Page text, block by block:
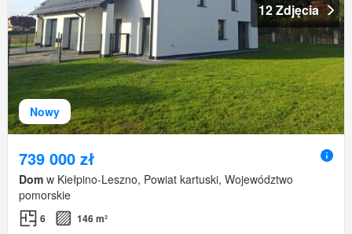
Nowy
12 Zdjęcia
739 000 zł
Dom w Kiełpino-Leszno, Powiat kartuski, Województwo
pomorskie
6 146 m²